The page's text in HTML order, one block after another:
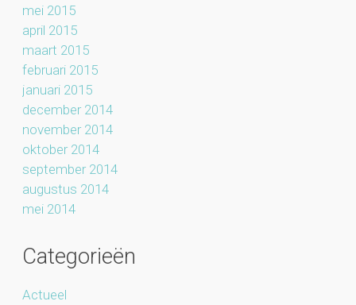
mei 2015
april 2015
maart 2015
februari 2015
januari 2015
december 2014
november 2014
oktober 2014
september 2014
augustus 2014
mei 2014
Categorieën
Actueel